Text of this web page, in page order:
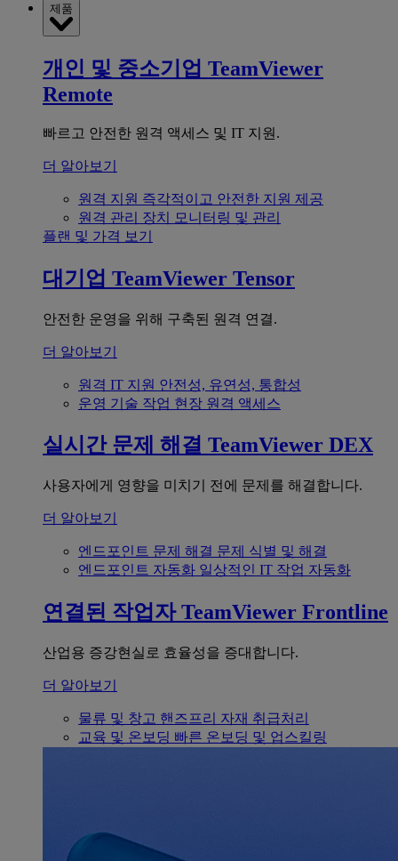
제품
개인 및 중소기업 TeamViewer
Remote
빠르고 안전한 원격 액세스 및 IT 지원.
더 알아보기
원격 지원 즉각적이고 안전한 지원 제공
원격 관리 장치 모니터링 및 관리
플랜 및 가격 보기
대기업 TeamViewer Tensor
안전한 운영을 위해 구축된 원격 연결.
더 알아보기
원격 IT 지원 안전성, 유연성, 통합성
운영 기술 작업 현장 원격 액세스
실시간 문제 해결 TeamViewer DEX
사용자에게 영향을 미치기 전에 문제를 해결합니다.
더 알아보기
엔드포인트 문제 해결 문제 식별 및 해결
엔드포인트 자동화 일상적인 IT 작업 자동화
연결된 작업자 TeamViewer Frontline
산업용 증강현실로 효율성을 증대합니다.
더 알아보기
물류 및 창고 핸즈프리 자재 취급처리
교육 및 온보딩 빠른 온보딩 및 업스킬링